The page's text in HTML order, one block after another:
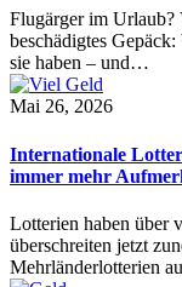
Flugärger im Urlaub?
beschädigtes
sie haben – und…
Mai 26, 2026
Internationale
immer mehr
Lotterien haben über
überschreiten jetzt
Mehrländerlotterien